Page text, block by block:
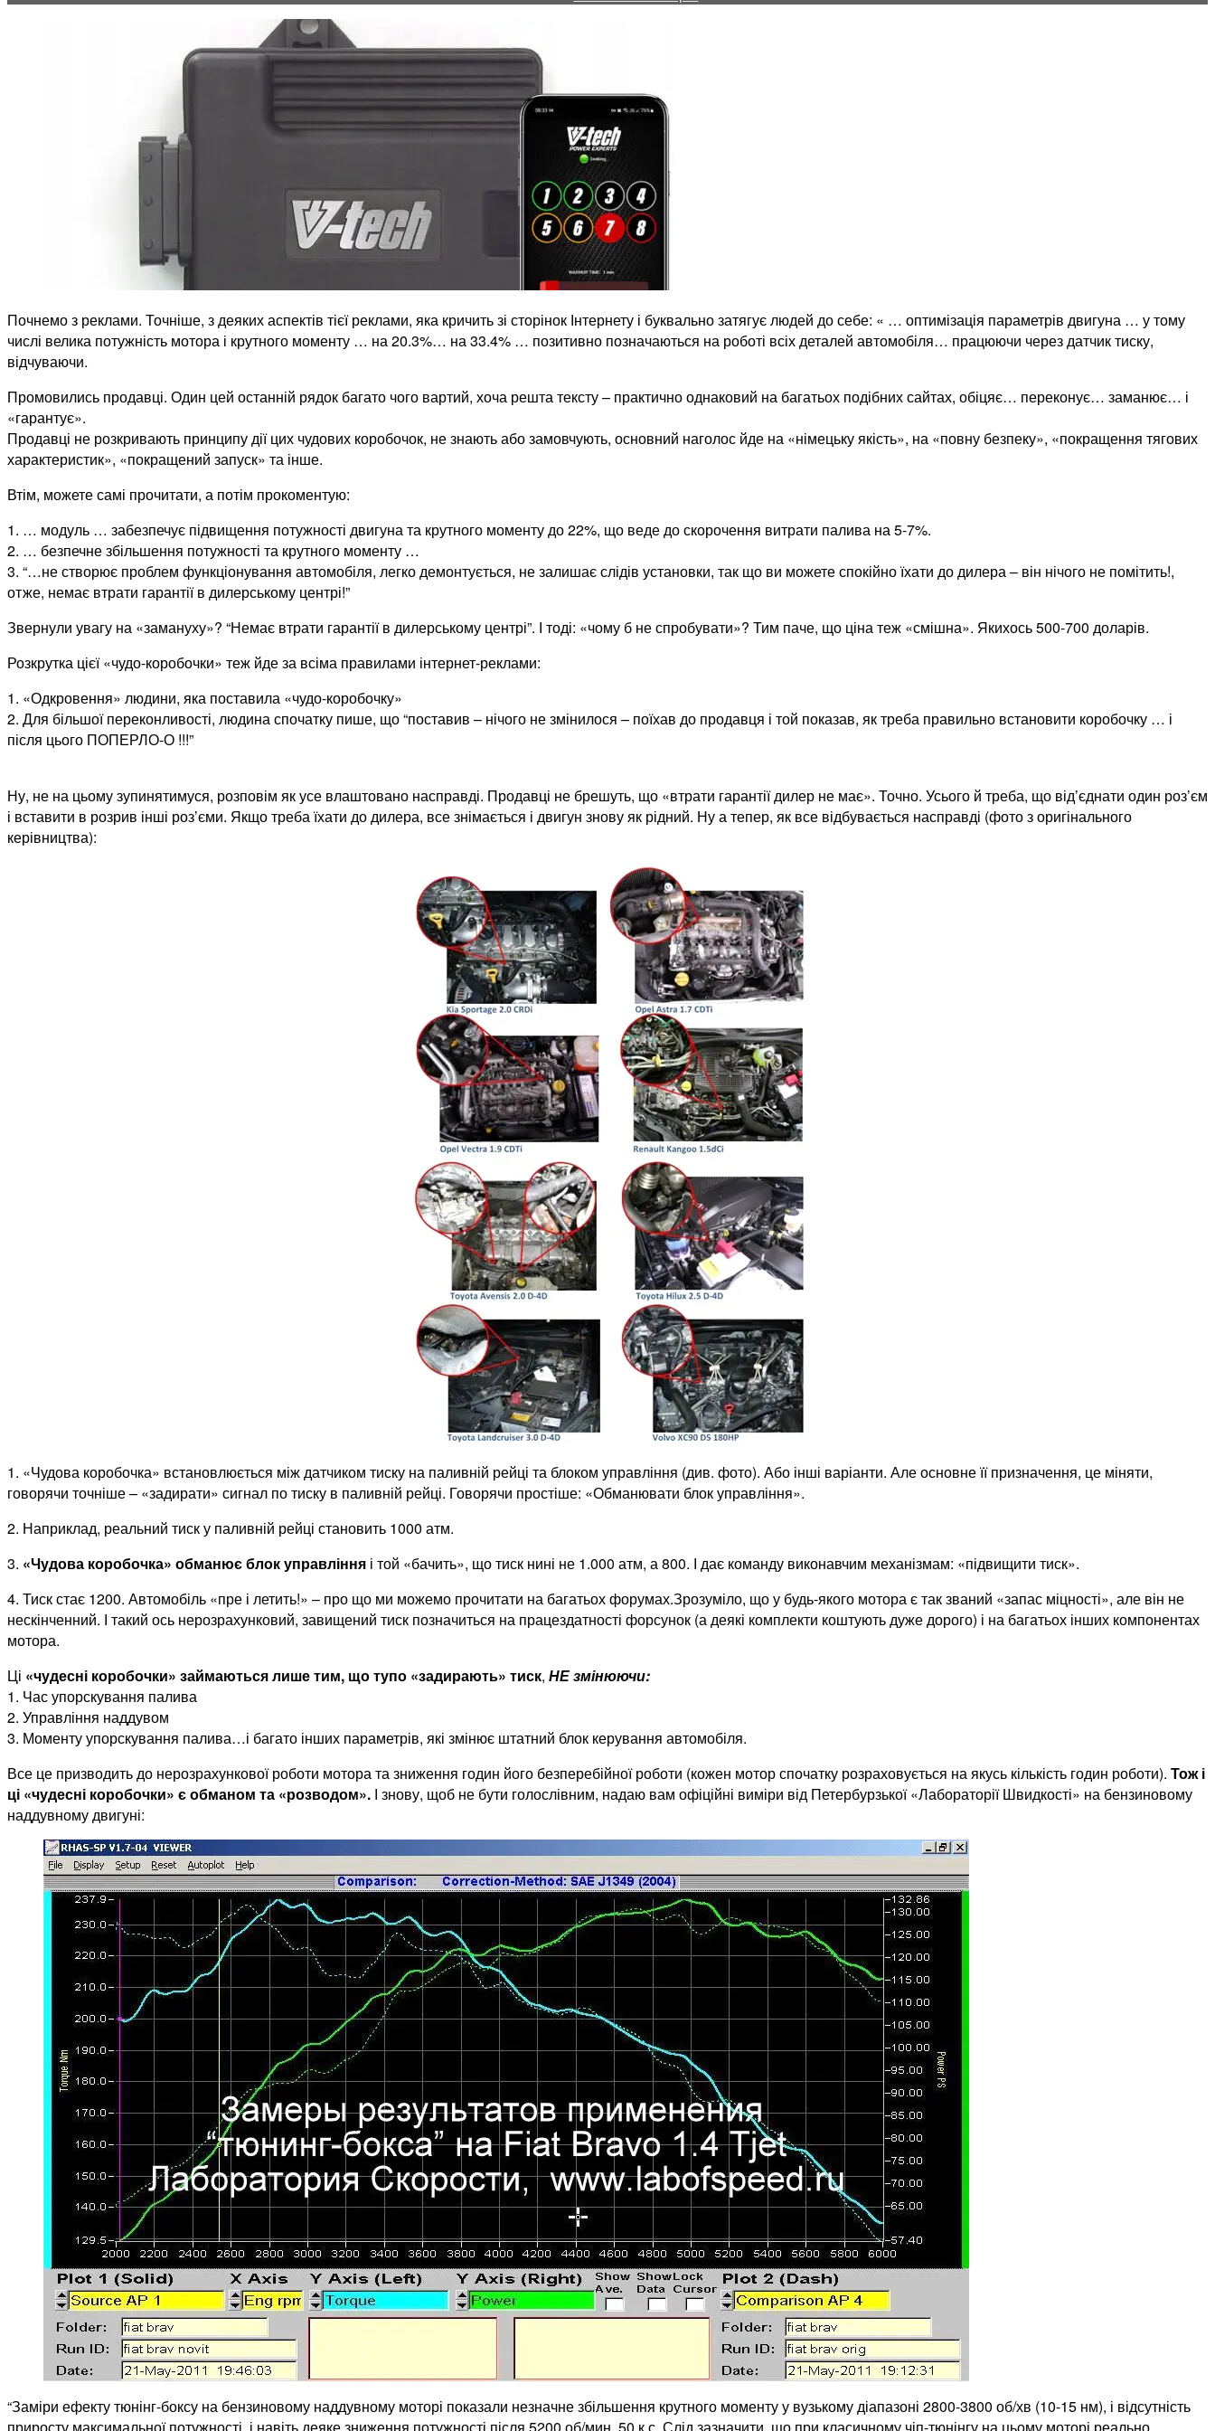
Почнемо з реклами. Точніше, з деяких аспектів тієї реклами, яка кричить зі сторінок Інтернету і буквально затягує людей до себе: « … оптимізація параметрів двигуна … у тому
числі велика потужність мотора і крутного моменту … на 20.3%… на 33.4% … позитивно позначаються на роботі всіх деталей автомобіля… працюючи через датчик тиску,
відчуваючи.
Промовились продавці. Один цей останній рядок багато чого вартий, хоча решта тексту – практично однаковий на багатьох подібних сайтах, обіцяє… переконує… заманює… і
«гарантує».
Продавці не розкривають принципу дії цих чудових коробочок, не знають або замовчують, основний наголос йде на «німецьку якість», на «повну безпеку», «покращення тягових
характеристик», «покращений запуск» та інше.
Втім, можете самі прочитати, а потім прокоментую:
1. … модуль … забезпечує підвищення потужності двигуна та крутного моменту до 22%, що веде до скорочення витрати палива на 5-7%.
2. … безпечне збільшення потужності та крутного моменту …
3. “…не створює проблем функціонування автомобіля, легко демонтується, не залишає слідів установки, так що ви можете спокійно їхати до дилера – він нічого не помітить!,
отже, немає втрати гарантії в дилерському центрі!”
Звернули увагу на «замануху»? “Немає втрати гарантії в дилерському центрі”. І тоді: «чому б не спробувати»? Тим паче, що ціна теж «смішна». Якихось 500-700 доларів.
Розкрутка цієї «чудо-коробочки» теж йде за всіма правилами інтернет-реклами:
1. «Одкровення» людини, яка поставила «чудо-коробочку»
2. Для більшої переконливості, людина спочатку пише, що “поставив – нічого не змінилося – поїхав до продавця і той показав, як треба правильно встановити коробочку … і
після цього ПОПЕРЛО-О !!!”
Ну, не на цьому зупинятимуся, розповім як усе влаштовано насправді. Продавці не брешуть, що «втрати гарантії дилер не має». Точно. Усього й треба, що від’єднати один роз’єм
і вставити в розрив інші роз’єми. Якщо треба їхати до дилера, все знімається і двигун знову як рідний. Ну а тепер, як все відбувається насправді (фото з оригінального
керівництва):
1. «Чудова коробочка» встановлюється між датчиком тиску на паливній рейці та блоком управління (див. фото). Або інші варіанти. Але основне її призначення, це міняти,
говорячи точніше – «задирати» сигнал по тиску в паливній рейці. Говорячи простіше: «Обманювати блок управління».
2. Наприклад, реальний тиск у паливній рейці становить 1000 атм.
3. «Чудова коробочка» обманює блок управління і той «бачить», що тиск нині не 1.000 атм, а 800. І дає команду виконавчим механізмам: «підвищити тиск».
4. Тиск стає 1200. Автомобіль «пре і летить!» – про що ми можемо прочитати на багатьох форумах.Зрозуміло, що у будь-якого мотора є так званий «запас міцності», але він не
нескінченний. І такий ось нерозрахунковий, завищений тиск позначиться на працездатності форсунок (а деякі комплекти коштують дуже дорого) і на багатьох інших компонентах
мотора.
Ці «чудесні коробочки» займаються лише тим, що тупо «задирають» тиск, НЕ змінюючи:
1. Час упорскування палива
2. Управління наддувом
3. Моменту упорскування палива…і багато інших параметрів, які змінює штатний блок керування автомобіля.
Все це призводить до нерозрахункової роботи мотора та зниження годин його безперебійної роботи (кожен мотор спочатку розраховується на якусь кількість годин роботи). Тож і
ці «чудесні коробочки» є обманом та «розводом». І знову, щоб не бути голослівним, надаю вам офіційні виміри від Петербурзької «Лабораторії Швидкості» на бензиновому
наддувному двигуні:
“Заміри ефекту тюнінг-боксу на бензиновому наддувному моторі показали незначне збільшення крутного моменту у вузькому діапазоні 2800-3800 об/хв (10-15 нм), і відсутність
приросту максимальної потужності, і навіть деяке зниження потужності після 5200 об/мин. 50 к.с. Слід зазначити, що при класичному чіп-тюнінгу на цьому моторі реально